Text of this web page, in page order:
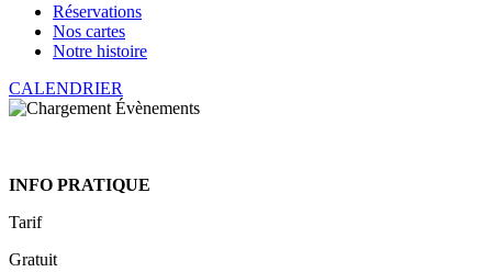
Réservations
Nos cartes
Notre histoire
CALENDRIER
INFO PRATIQUE
Tarif
Gratuit